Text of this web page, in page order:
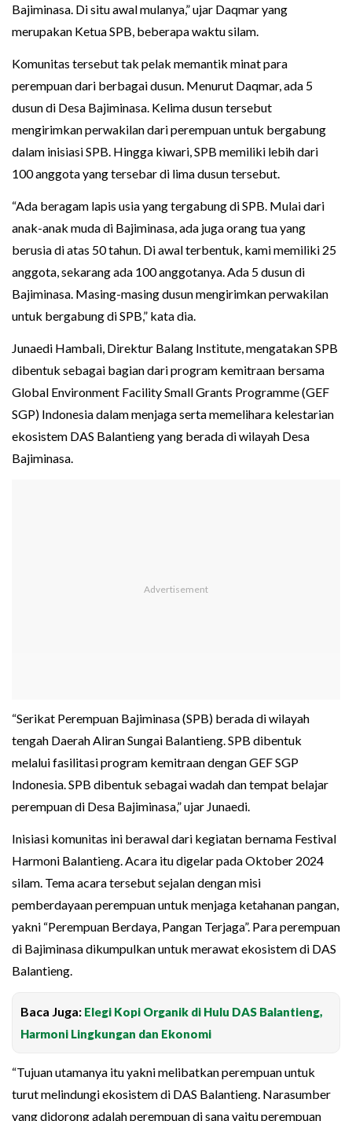
Bajiminasa. Di situ awal mulanya,” ujar Daqmar yang
merupakan Ketua SPB, beberapa waktu silam.
Komunitas tersebut tak pelak memantik minat para
perempuan dari berbagai dusun. Menurut Daqmar, ada 5
dusun di Desa Bajiminasa. Kelima dusun tersebut
mengirimkan perwakilan dari perempuan untuk bergabung
dalam inisiasi SPB. Hingga kiwari, SPB memiliki lebih dari
100 anggota yang tersebar di lima dusun tersebut.
“Ada beragam lapis usia yang tergabung di SPB. Mulai dari
anak-anak muda di Bajiminasa, ada juga orang tua yang
berusia di atas 50 tahun. Di awal terbentuk, kami memiliki 25
anggota, sekarang ada 100 anggotanya. Ada 5 dusun di
Bajiminasa. Masing-masing dusun mengirimkan perwakilan
untuk bergabung di SPB,” kata dia.
Junaedi Hambali, Direktur Balang Institute, mengatakan SPB
dibentuk sebagai bagian dari program kemitraan bersama
Global Environment Facility Small Grants Programme (GEF
SGP) Indonesia dalam menjaga serta memelihara kelestarian
ekosistem DAS Balantieng yang berada di wilayah Desa
Bajiminasa.
“Serikat Perempuan Bajiminasa (SPB) berada di wilayah
tengah Daerah Aliran Sungai Balantieng. SPB dibentuk
melalui fasilitasi program kemitraan dengan GEF SGP
Indonesia. SPB dibentuk sebagai wadah dan tempat belajar
perempuan di Desa Bajiminasa,” ujar Junaedi.
Inisiasi komunitas ini berawal dari kegiatan bernama Festival
Harmoni Balantieng. Acara itu digelar pada Oktober 2024
silam. Tema acara tersebut sejalan dengan misi
pemberdayaan perempuan untuk menjaga ketahanan pangan,
yakni “Perempuan Berdaya, Pangan Terjaga”. Para perempuan
di Bajiminasa dikumpulkan untuk merawat ekosistem di DAS
Balantieng.
Baca Juga: Elegi Kopi Organik di Hulu DAS Balantieng,
Harmoni Lingkungan dan Ekonomi
“Tujuan utamanya itu yakni melibatkan perempuan untuk
turut melindungi ekosistem di DAS Balantieng. Narasumber
yang didorong adalah perempuan di sana yaitu perempuan